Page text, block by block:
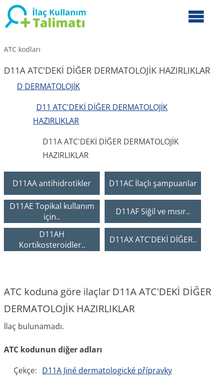
ATC kodları
D11A ATC'DEKİ DİĞER DERMATOLOJİK HAZIRLIKLAR
D DERMATOLOJİK
D11 ATC'DEKİ DİĞER DERMATOLOJİK
HAZIRLIKLAR
D11A ATC'DEKİ DİĞER DERMATOLOJİK
HAZIRLIKLAR
D11AA antihidrotikler D11AC İlaçlı şampuanlar
D11AE Topikal kullanım
için..
D11AF Siğil ve mısır..
D11AH
Kortikosteroidler..
D11AX ATC'DEKİ DİĞER..
ATC koduna göre ilaçlar D11A ATC'DEKİ DİĞER
DERMATOLOJİK HAZIRLIKLAR
İlaç bulunamadı.
ATC kodunun diğer adları
Çekçe: D11A Jiné dermatologické přípravky